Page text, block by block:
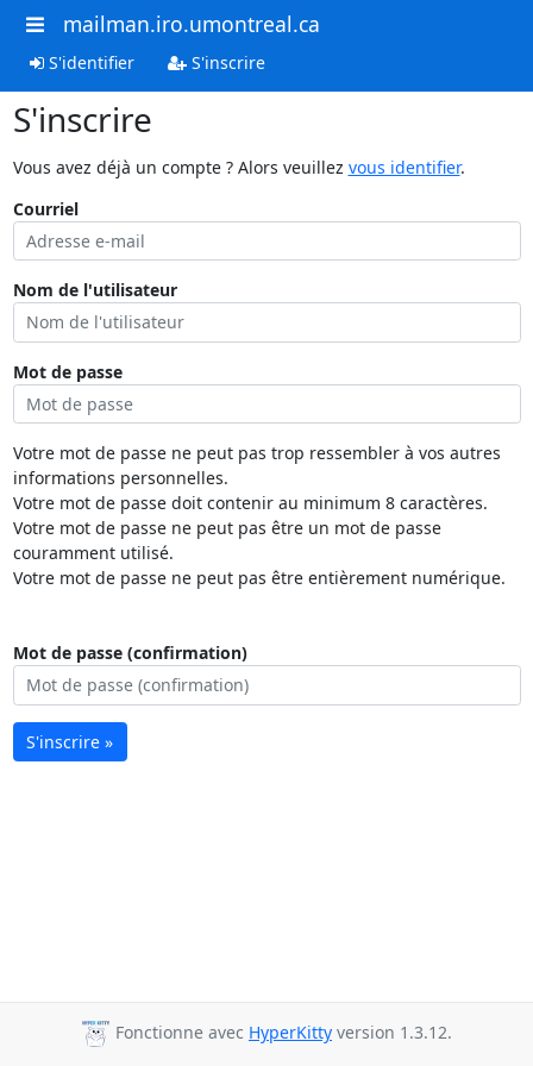
mailman.iro.umontreal.ca
S'identifier S'inscrire
S'inscrire
Vous avez déjà un compte ? Alors veuillez vous identifier.
Courriel
Nom de l'utilisateur
Mot de passe
Votre mot de passe ne peut pas trop ressembler à vos autres
informations personnelles.
Votre mot de passe doit contenir au minimum 8 caractères.
Votre mot de passe ne peut pas être un mot de passe
couramment utilisé.
Votre mot de passe ne peut pas être entièrement numérique.
Mot de passe (confirmation)
S'inscrire »
Fonctionne avec HyperKitty version 1.3.12.